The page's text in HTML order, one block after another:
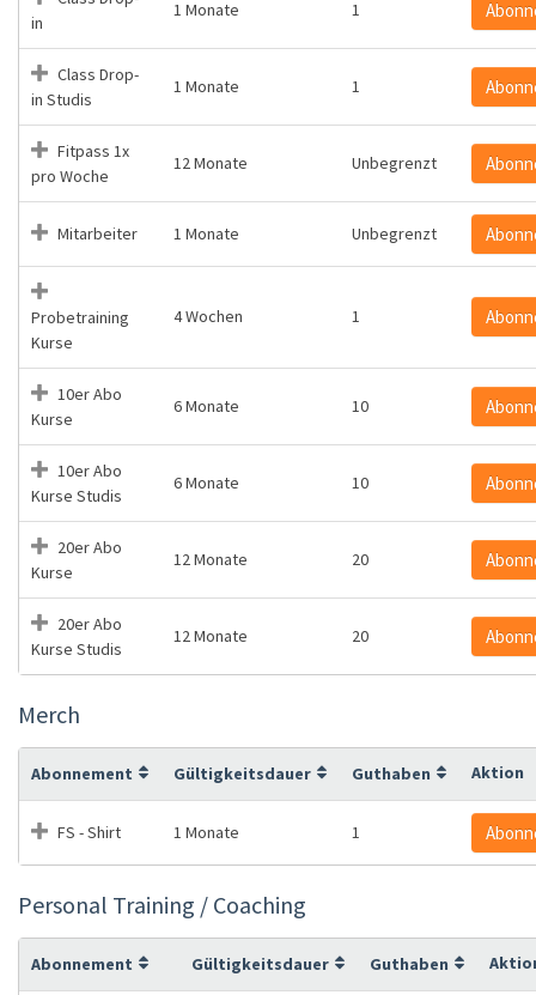
in
1 Monate 1
Class Drop-
in Studis
1 Monate 1
Fitpass 1x
pro Woche
12 Monate Unbegrenzt
Mitarbeiter 1 Monate Unbegrenzt
Probetraining
Kurse
4 Wochen 1
10er Abo
Kurse
6 Monate 10
10er Abo
Kurse Studis
6 Monate 10
20er Abo
Kurse
12 Monate 20
20er Abo
Kurse Studis
12 Monate 20
Merch
Abonnement Gültigkeitsdauer Guthaben Aktion
FS - Shirt 1 Monate 1
Personal Training / Coaching
Abonnement Gültigkeitsdauer Guthaben